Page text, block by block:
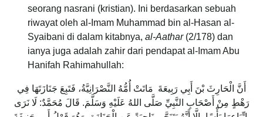
seorang nasrani (kristian). Ini berdasarkan sebuah
riwayat oleh al-Imam Muhammad bin al-Hasan al-
Syaibani di dalam kitabnya, al-Aathar (2/178) dan
ianya juga adalah zahir dari pendapat al-Imam Abu
Hanifah Rahimahullah:
أَنَّ الْحَارِثَ بْنَ أَبِي رَبِيعَةَ مَاتَتْ أُمُّهُ النَّصْرَانِيَّةُ، فَتَبِعَ جَنَازَتَهَا فِي
رَهْطٍ مِنْ أَصْحَابِ النَّبِيِّ صَلَّى اللهُ عَلَيْهِ وَسَلَّمَ. قَالَ مُحَمَّدٌ: لَا نَرَى